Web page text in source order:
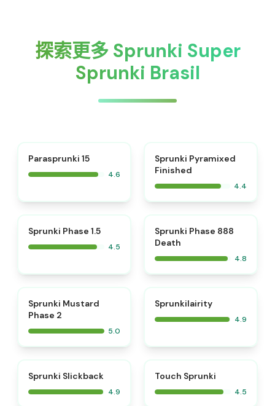
探索更多 Sprunki Super
Sprunki Brasil
Parasprunki 15
4.6
Sprunki Pyramixed
Finished
4.4
Sprunki Phase 1.5
4.5
Sprunki Phase 888
Death
4.8
Sprunki Mustard
Phase 2
5.0
Sprunkilairity
4.9
Sprunki Slickback
4.9
Touch Sprunki
4.5